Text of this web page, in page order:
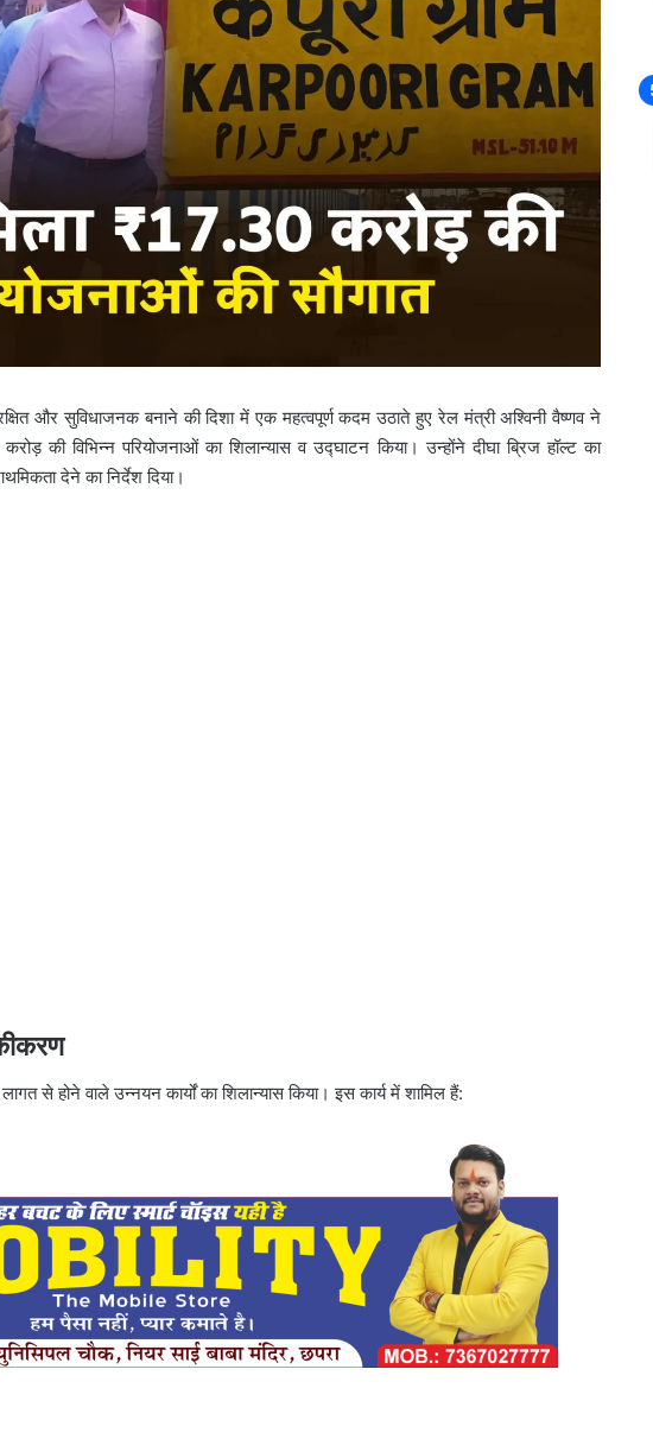
और सुविधाजनक बनाने की दिशा में एक महत्वपूर्ण कदम उठाते हुए रेल मंत्री अश्विनी वैष्णव ने
की विभिन्न परियोजनाओं का शिलान्यास व उद्घाटन किया। उन्होंने दीघा ब्रिज हॉल्ट का
देने का निर्देश दिया।
से होने वाले उन्नयन कार्यों का शिलान्यास किया। इस कार्य में शामिल हैं: